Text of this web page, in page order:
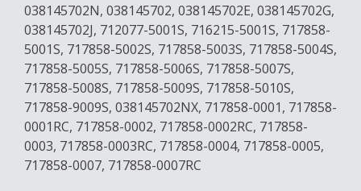
038145702N, 038145702, 038145702E, 038145702G,
038145702J, 712077-5001S, 716215-5001S, 717858-
5001S, 717858-5002S, 717858-5003S, 717858-5004S,
717858-5005S, 717858-5006S, 717858-5007S,
717858-5008S, 717858-5009S, 717858-5010S,
717858-9009S, 038145702NX, 717858-0001, 717858-
0001RC, 717858-0002, 717858-0002RC, 717858-
0003, 717858-0003RC, 717858-0004, 717858-0005,
717858-0007, 717858-0007RC